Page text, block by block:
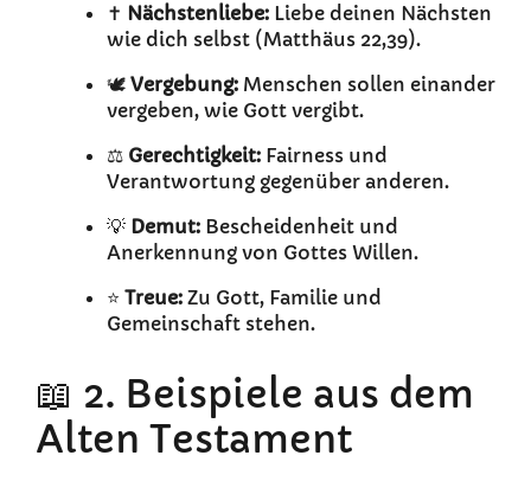
✝️ Nächstenliebe: Liebe deinen Nächsten
wie dich selbst (Matthäus 22,39).
🕊️ Vergebung: Menschen sollen einander
vergeben, wie Gott vergibt.
⚖️ Gerechtigkeit: Fairness und
Verantwortung gegenüber anderen.
💡 Demut: Bescheidenheit und
Anerkennung von Gottes Willen.
⭐ Treue: Zu Gott, Familie und
Gemeinschaft stehen.
📖 2. Beispiele aus dem
Alten Testament